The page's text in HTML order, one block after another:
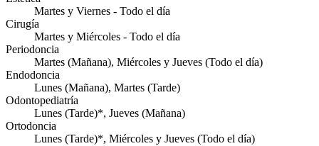
Martes y Viernes - Todo el día
Cirugía
Martes y Miércoles - Todo el día
Periodoncia
Martes (Mañana), Miércoles y Jueves (Todo el día)
Endodoncia
Lunes (Mañana), Martes (Tarde)
Odontopediatría
Lunes (Tarde)*, Jueves (Mañana)
Ortodoncia
Lunes (Tarde)*, Miércoles y Jueves (Todo el día)